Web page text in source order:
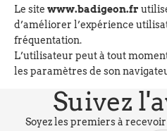
Le site www.badigeon.fr
d’améliorer l’expérience
fréquentation.
L’utilisateur peut à tout
les paramètres de son
Suivez
Soyez les premiers à
Politique de confidentialité
Politique d’expédition
Conditions générales de vente